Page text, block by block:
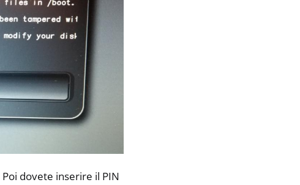
dovete inserire il PIN